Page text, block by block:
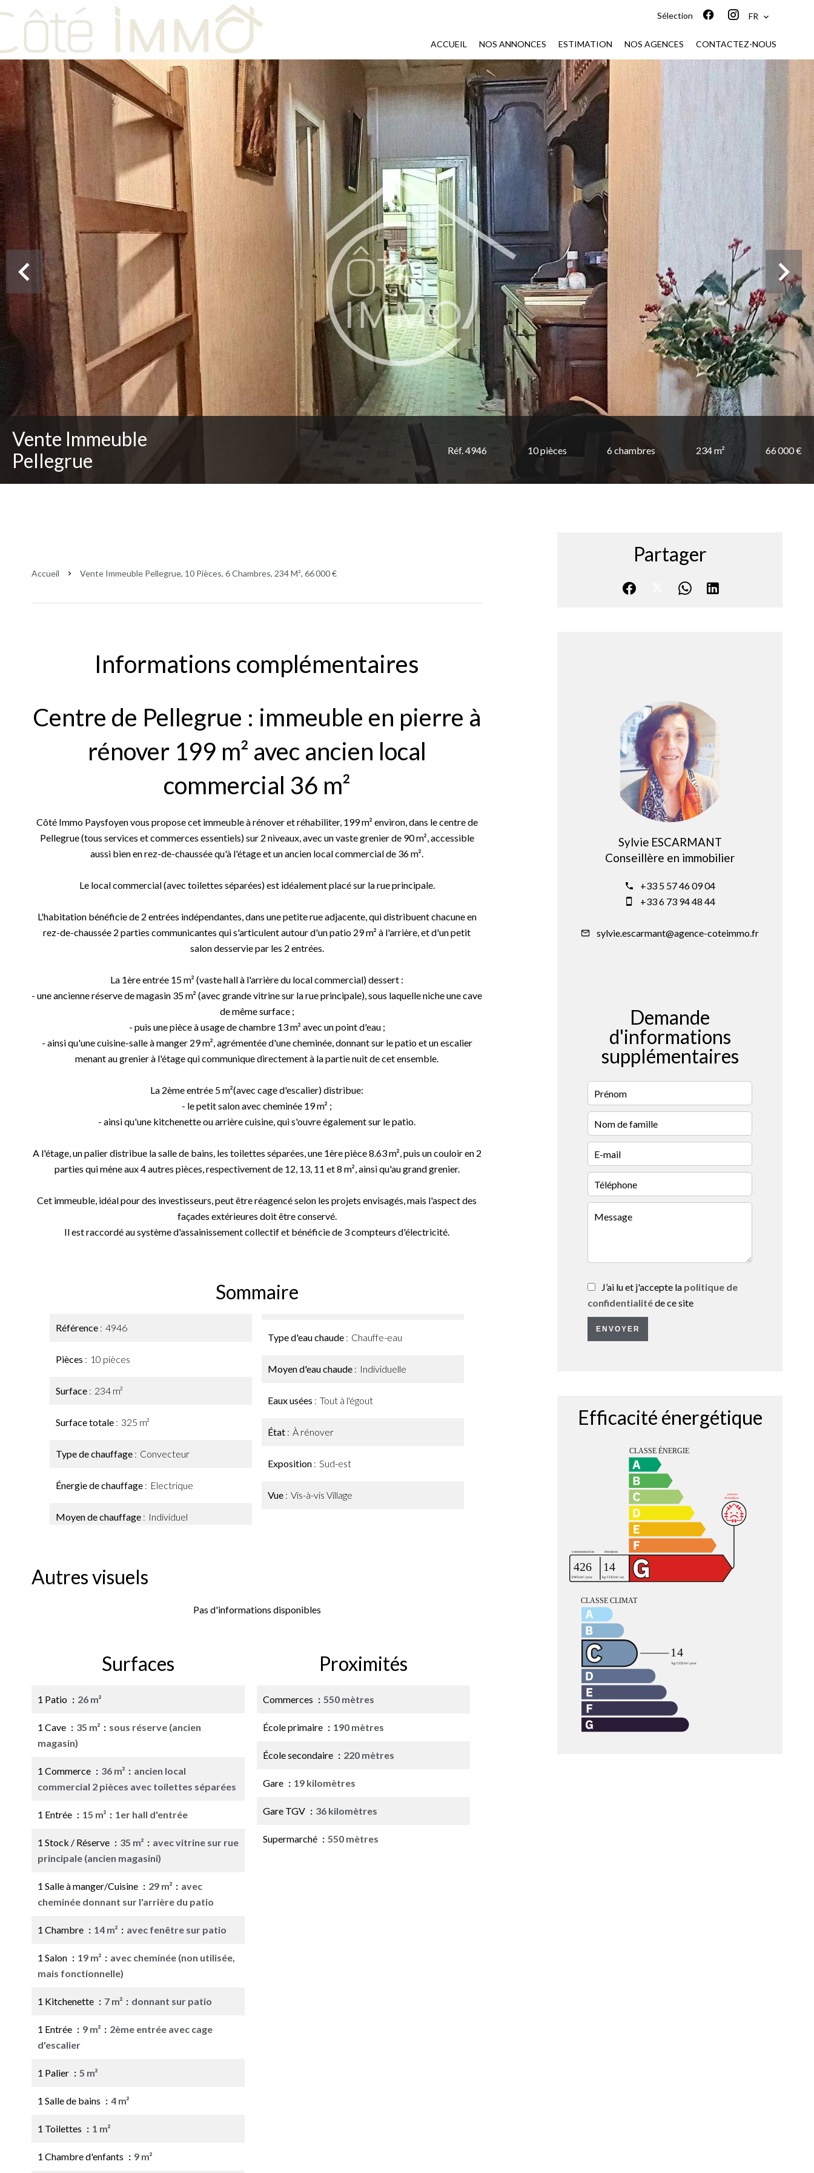
Sélection FR
ACCUEIL NOS ANNONCES ESTIMATION NOS AGENCES CONTACTEZ-NOUS
Vente Immeuble
Pellegrue
Réf. 4946 10 pièces 6 chambres 234 m² 66 000 €
Accueil Vente Immeuble Pellegrue, 10 Pièces, 6 Chambres, 234 M², 66 000 €
Informations complémentaires
Centre de Pellegrue : immeuble en pierre à
rénover 199 m² avec ancien local
commercial 36 m²
Côté Immo Paysfoyen vous propose cet immeuble à rénover et réhabiliter, 199 m² environ, dans le centre de
Pellegrue (tous services et commerces essentiels) sur 2 niveaux, avec un vaste grenier de 90 m², accessible
aussi bien en rez-de-chaussée qu'à l'étage et un ancien local commercial de 36 m².
Le local commercial (avec toilettes séparées) est idéalement placé sur la rue principale.
L'habitation bénéficie de 2 entrées indépendantes, dans une petite rue adjacente, qui distribuent chacune en
rez-de-chaussée 2 parties communicantes qui s'articulent autour d'un patio 29 m² à l'arrière, et d'un petit
salon desservie par les 2 entrées.
La 1ère entrée 15 m² (vaste hall à l'arrière du local commercial) dessert :
- une ancienne réserve de magasin 35 m² (avec grande vitrine sur la rue principale), sous laquelle niche une cave
de même surface ;
- puis une pièce à usage de chambre 13 m² avec un point d'eau ;
- ainsi qu'une cuisine-salle à manger 29 m², agrémentée d'une cheminée, donnant sur le patio et un escalier
menant au grenier à l'étage qui communique directement à la partie nuit de cet ensemble.
La 2ème entrée 5 m²(avec cage d'escalier) distribue:
- le petit salon avec cheminée 19 m² ;
- ainsi qu'une kitchenette ou arrière cuisine, qui s'ouvre également sur le patio.
A l'étage, un palier distribue la salle de bains, les toilettes séparées, une 1ère pièce 8.63 m², puis un couloir en 2
parties qui mène aux 4 autres pièces, respectivement de 12, 13, 11 et 8 m², ainsi qu'au grand grenier.
Cet immeuble, idéal pour des investisseurs, peut être réagencé selon les projets envisagés, mais l'aspect des
façades extérieures doit être conservé.
Il est raccordé au système d'assainissement collectif et bénéficie de 3 compteurs d'électricité.
Sommaire
Référence 4946
Pièces 10 pièces
Surface 234 m²
Surface totale 325 m²
Type de chauffage Convecteur
Énergie de chauffage Electrique
Moyen de chauffage Individuel
Type d'eau chaude Chauffe-eau
Moyen d'eau chaude Individuelle
Eaux usées Tout à l'égout
État À rénover
Exposition Sud-est
Vue Vis-à-vis Village
Autres visuels
Pas d'informations disponibles
Surfaces
1 Patio 26 m²
1 Cave 35 m²
sous réserve (ancien
magasin)
1 Commerce 36 m²
ancien local
commercial 2 pièces avec toilettes séparées
1 Entrée 15 m² 1er hall d'entrée
1 Stock / Réserve 35 m²
avec vitrine sur rue
principale (ancien magasini)
1 Salle à manger/Cuisine 29 m²
avec
cheminée donnant sur l'arrière du patio
1 Chambre 14 m² avec fenêtre sur patio
1 Salon 19 m²
avec cheminée (non utilisée,
mais fonctionnelle)
1 Kitchenette 7 m² donnant sur patio
1 Entrée 9 m²
2ème entrée avec cage
d'escalier
1 Palier 5 m²
1 Salle de bains 4 m²
1 Toilettes 1 m²
1 Chambre d'enfants 9 m²
Proximités
Commerces 550 mètres
École primaire 190 mètres
École secondaire 220 mètres
Gare 19 kilomètres
Gare TGV 36 kilomètres
Supermarché 550 mètres
Partager
Sylvie ESCARMANT
Conseillère en immobilier
+33 5 57 46 09 04
+33 6 73 94 48 44
sylvie.escarmant@agence-coteimmo.fr
Demande
d'informations
supplémentaires
J’ai lu et j'accepte la politique de
confidentialitéde ce site
ENVOYER
Efficacité énergétique